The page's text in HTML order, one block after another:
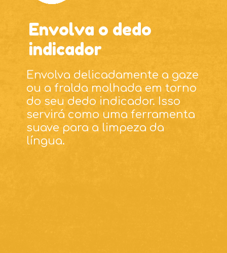
Envolva delicadamente a gaze
ou a fralda molhada em torno
do seu dedo indicador. Isso
servirá como uma ferramenta
suave para a limpeza da
língua.
Envolva o dedo
indicador